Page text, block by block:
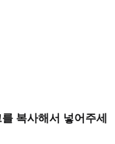
복사해서 넣어주세